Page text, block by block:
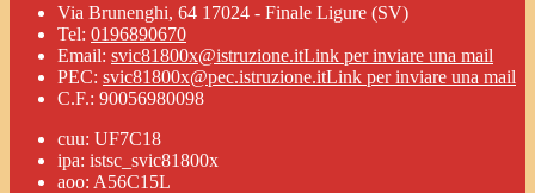
Via Brunenghi, 64 17024 - Finale Ligure (SV)
Tel: 0196890670
Email: svic81800x@istruzione.itLink per inviare una mail
PEC: svic81800x@pec.istruzione.itLink per inviare una mail
C.F.: 90056980098
cuu: UF7C18
ipa: istsc_svic81800x
aoo: A56C15L